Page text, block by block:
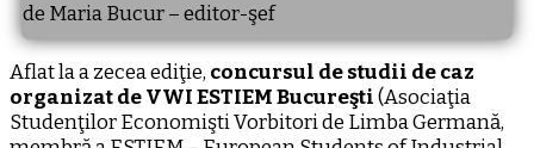
de Maria Bucur – editor-şef
Aflat la a zecea ediţie, concursul de studii de caz
organizat de VWI ESTIEM Bucureşti(Asociaţia
Studenţilor Economişti Vorbitori de Limba Germană,